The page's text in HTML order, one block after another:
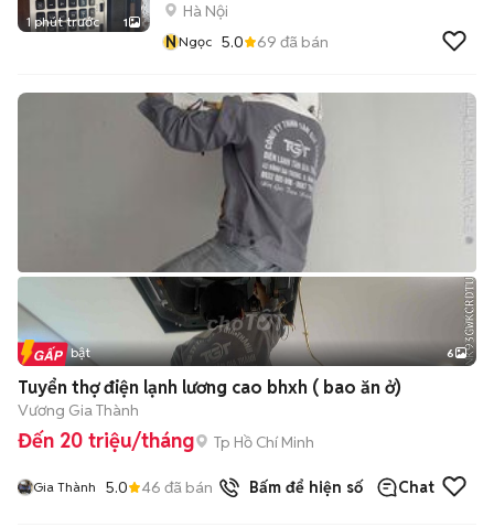
1 phút trước 1
Hà Nội
NNgọc 5.0 69 đã bán
+2
Tin nổi bật 6
Tuyển thợ điện lạnh lương cao bhxh ( bao ăn ở)
Vương Gia Thành
Đến 20 triệu/tháng Tp Hồ Chí Minh
Gia Thành 5.0 46 đã bán Bấm để hiện số Chat